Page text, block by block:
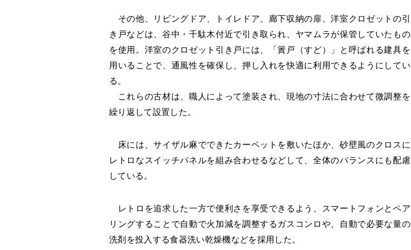
その他、リビングドア、トイレドア、廊下収納の扉、洋室クロゼットの引
き戸などは、谷中・千駄木付近で引き取られ、ヤマムラが保管していたもの
を使用。洋室のクロゼット引き戸には、「簀戸（すど）」と呼ばれる建具を
用いることで、通風性を確保し、押し入れを快適に利用できるようにしてい
る。
これらの古材は、職人によって塗装され、現地の寸法に合わせて微調整を
繰り返して設置した。
床には、サイザル麻でできたカーペットを敷いたほか、砂壁風のクロスに
レトロなスイッチパネルを組み合わせるなどして、全体のバランスにも配慮
している。
レトロを追求した一方で便利さを享受できるよう、スマートフォンとペア
リングすることで自動で火加減を調整するガスコンロや、自動で必要な量の
洗剤を投入する食器洗い乾燥機などを採用した。